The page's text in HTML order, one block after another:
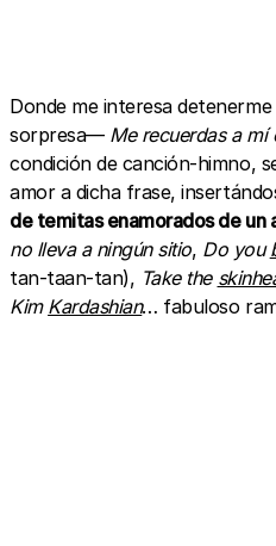
Donde me interesa
sorpresa— Me recuerdas a mí
condición de canción-himno,
amor a dicha frase,
de temitas enamorados de un
no lleva a ningún sitio, Do you
tan-taan-tan), Take the
Kim Kardashian… fabuloso